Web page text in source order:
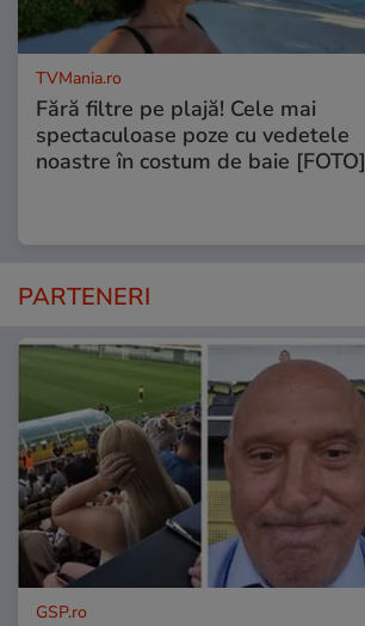
TVMania.ro
Fără filtre pe plajă! Cele mai
spectaculoase poze cu vedetele
noastre în costum de baie [FOTO]
PARTENERI
GSP.ro